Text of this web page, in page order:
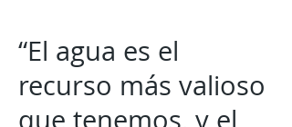
“El agua es el
recurso más valioso
que tenemos, y el